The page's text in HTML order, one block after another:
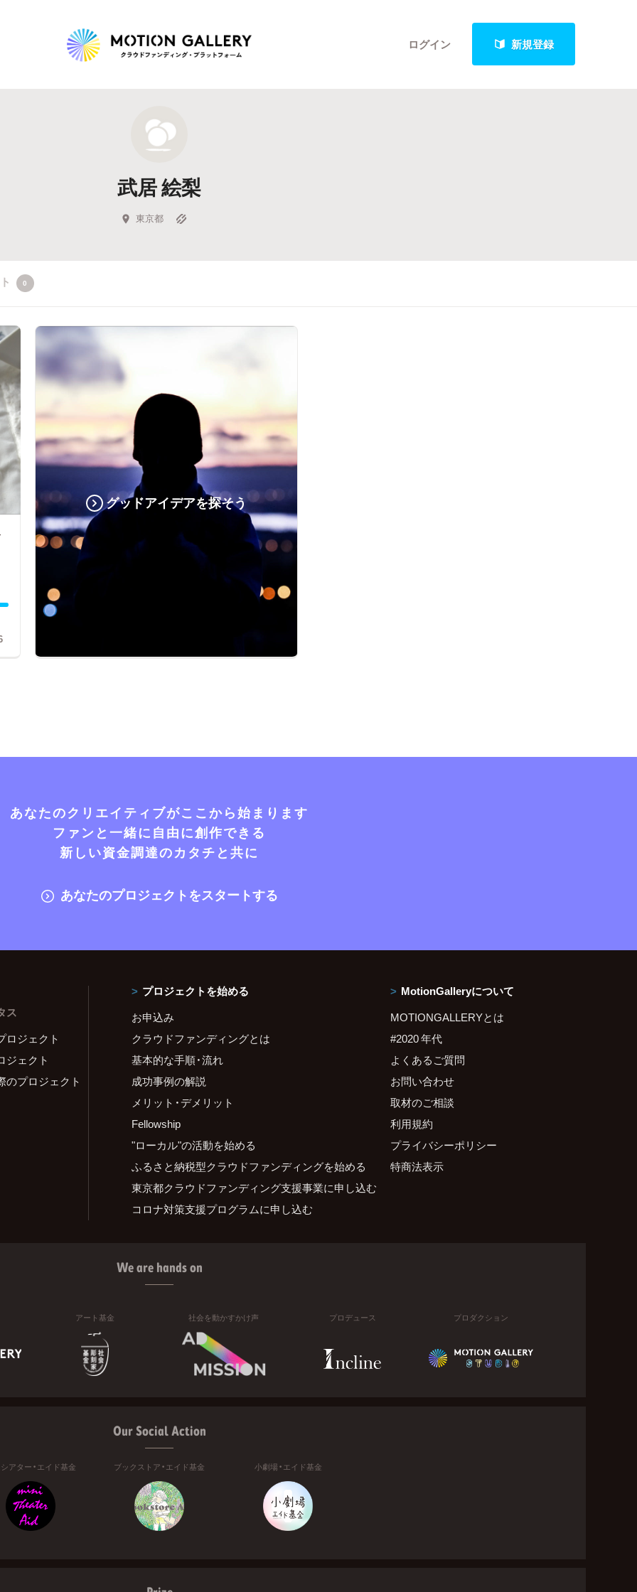
ログイン 新規登録
新着プロジェクト
Feature
キュレーターから探す
武居 絵梨
東京都
0
グッドアイデアを探そう
あなたのクリエイティブがここから始まります
ファンと一緒に自由に創作できる
新しい資金調達のカタチと共に
あなたのプロジェクトをスタートする
ス
ロジェクト
ジェクト
のプロジェクト
プロジェクトを始める
お申込み
クラウドファンディングとは
基本的な手順・流れ
成功事例の解説
メリット・デメリット
Fellowship
"ローカル"の活動を始める
ふるさと納税型クラウドファンディングを始める
東京都クラウドファンディング支援事業に申し込む
コロナ対策支援プログラムに申し込む
MotionGalleryについて
MOTIONGALLERYとは
#2020 年代
よくあるご質問
お問い合わせ
取材のご相談
利用規約
プライバシーポリシー
特商法表示
We are hands on
アート基金 社会を動かすかけ声 プロデュース プロダクション
Our Social Action
アター・エイド基金 ブックストア・エイド基金 小劇場・エイド基金